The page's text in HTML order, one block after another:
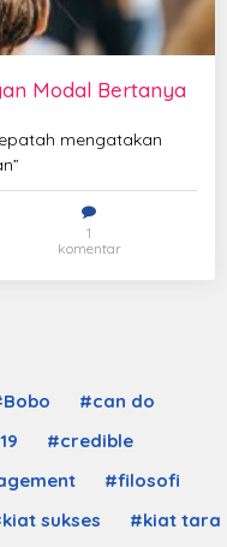
Modal Bertanya
mengatakan
1
komentar
#can do
#credible
#filosofi
sukses
#kiat tara